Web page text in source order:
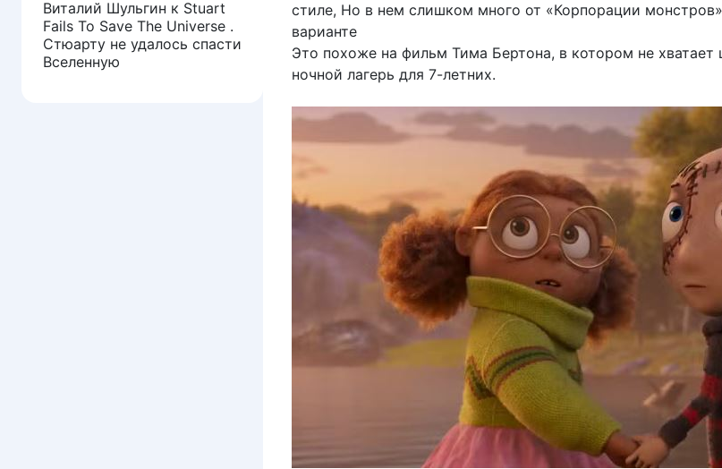
стиле, Но в нем слишком много от «Корпорации
варианте
Это похоже на фильм Тима Бертона, в котором не хватает
ночной лагерь для 7-летних.
Виталий Шульгин к Stuart
Fails To Save The Universe .
Стюарту не удалось спасти
Вселенную